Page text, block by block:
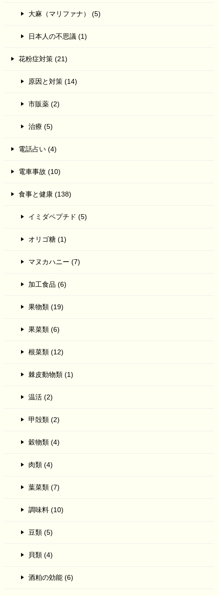
大麻（マリファナ） (5)
日本人の不思議 (1)
花粉症対策 (21)
原因と対策 (14)
市販薬 (2)
治療 (5)
電話占い (4)
電車事故 (10)
食事と健康 (138)
イミダペプチド (5)
オリゴ糖 (1)
マヌカハニー (7)
加工食品 (6)
果物類 (19)
果菜類 (6)
根菜類 (12)
棘皮動物類 (1)
温活 (2)
甲殻類 (2)
穀物類 (4)
肉類 (4)
葉菜類 (7)
調味料 (10)
豆類 (5)
貝類 (4)
酒粕の効能 (6)